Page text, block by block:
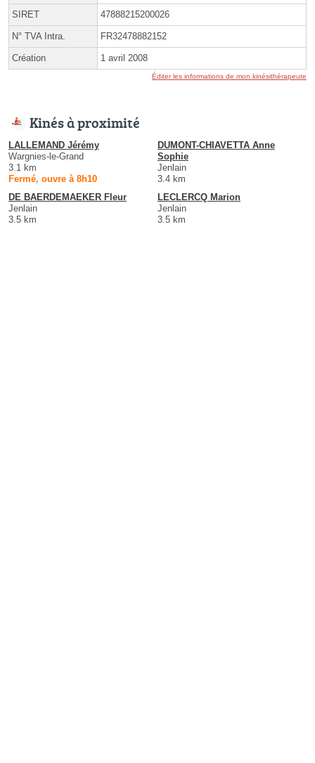
SIRET 47888215200026
N° TVA Intra. FR32478882152
Création 1 avril 2008
Éditer les informations de mon kinésithérapeute
Kinés à proximité
LALLEMAND Jérémy
Wargnies-le-Grand
3.1 km
Fermé, ouvre à 8h10
DUMONT-CHIAVETTA Anne
Sophie
Jenlain
3.4 km
DE BAERDEMAEKER Fleur
Jenlain
3.5 km
LECLERCQ Marion
Jenlain
3.5 km